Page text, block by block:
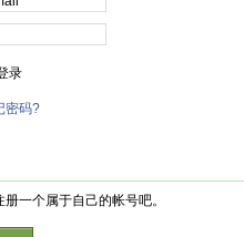
录
密码?
一个属于自己的帐号吧。